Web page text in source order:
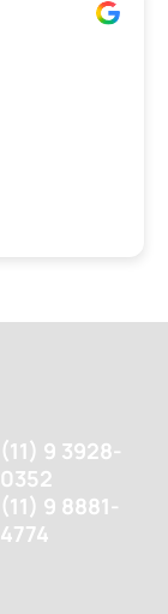
(11) 9 3928-
0352
(11) 9 8881-
4774